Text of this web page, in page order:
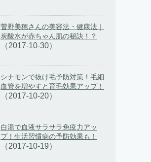
菅野美穂さんの美容法・健康法｜
炭酸水が赤ちゃん肌の秘訣！？
（2017-10-30）
シナモンで抜け毛予防対策！毛細
血管を増やすと育毛効果アップ！
（2017-10-20）
白湯で血液サラサラ免疫力アッ
プ！生活習慣病の予防効果も！
（2017-10-19）